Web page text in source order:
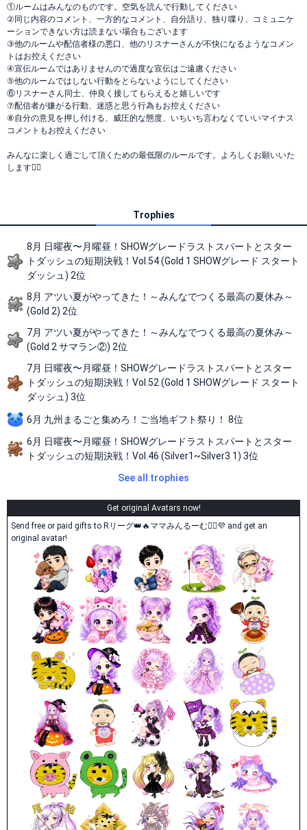
①ルームはみんなのものです。空気を読んで行動してください
②同じ内容のコメント、一方的なコメント、自分語り、独り喋り、コミュニケ
ーションできない方は読まない場合もございます
③他のルームや配信者様の悪口、他のリスナーさんが不快になるようなコメン
トはお控えください
④宣伝ルームではありませんので過度な宣伝はご遠慮ください
⑤他のルームではしない行動をとらないようにしてください
⑥リスナーさん同士、仲良く接してもらえると嬉しいです
⑦配信者が嫌がる行動、迷惑と思う行為もお控えください
⑧自分の意見を押し付ける、威圧的な態度、いちいち言わなくていいマイナス
コメントもお控えください
みんなに楽しく過ごして頂くための最低限のルールです。よろしくお願いいた
します🙇‍♀️
Trophies
8月 日曜夜〜月曜昼！SHOWグレードラストスパートとスター
トダッシュの短期決戦！Vol.54 (Gold 1 SHOWグレード スタート
ダッシュ) 2位
8月 アツい夏がやってきた！～みんなでつくる最高の夏休み～
(Gold 2) 2位
7月 アツい夏がやってきた！～みんなでつくる最高の夏休み～
(Gold 2 サマラン②) 2位
7月 日曜夜〜月曜昼！SHOWグレードラストスパートとスター
トダッシュの短期決戦！Vol.52 (Gold 1 SHOWグレード スタート
ダッシュ) 3位
6月 九州まるごと集めろ！ご当地ギフト祭り！ 8位
6月 日曜夜〜月曜昼！SHOWグレードラストスパートとスター
トダッシュの短期決戦！Vol.46 (Silver1~Silver3 1) 3位
See all trophies
Get original Avatars now!
Send free or paid gifts to Rリーグ👑🔥ママみんるーむ💁‍♀️💜 and get an
original avatar!